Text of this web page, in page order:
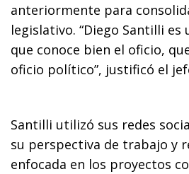
anteriormente para
legislativo. “Diego Santilli
que conoce bien el oficio,
oficio político”, justificó el
Santilli utilizó sus redes
su perspectiva de trabajo y
enfocada en los proyectos